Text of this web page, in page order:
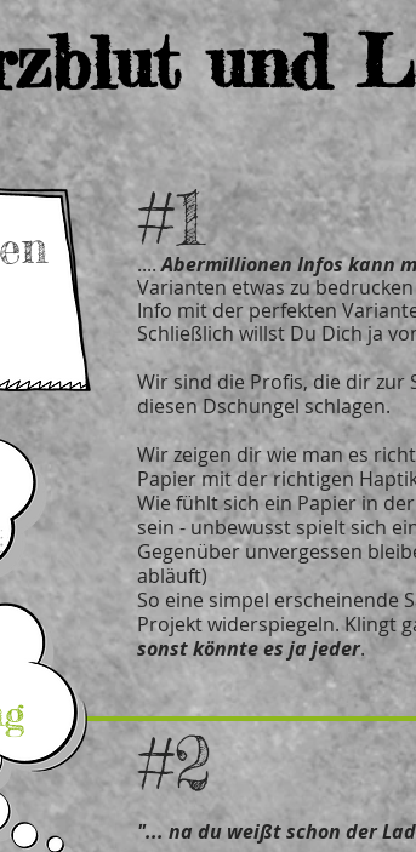
und
#1
....Abermillionen Infos kann
Varianten etwas zu
Info mit der perfekten
Schließlich willst Du Dich ja
Wir sind die Profis, die dir zur
diesen Dschungel schlagen.
Wir zeigen dir wie man es
Papier mit der richtigen
Wie fühlt sich ein Papier in
sein - unbewusst spielt sich
Gegenüber unvergessen
abläuft)
So eine simpel erscheinende
Projekt widerspiegeln. Klingt
sonst könnte es ja jeder.
#2
"... na du weißt schon der